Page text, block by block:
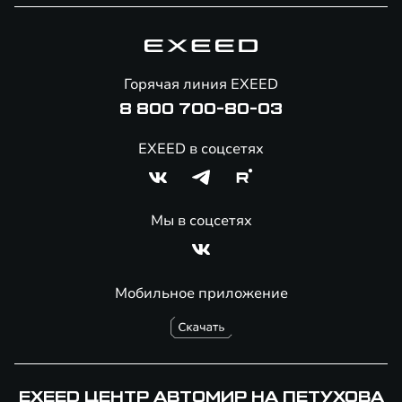
Помощь на дорогах
Специальные предложения
Мобильное приложение
Горячая линия EXEED
8 800 700-80-03
EXEED в соцсетях
Мы в соцсетях
EXEED ЦЕНТР АВТОМИР НА ПЕТУХОВА